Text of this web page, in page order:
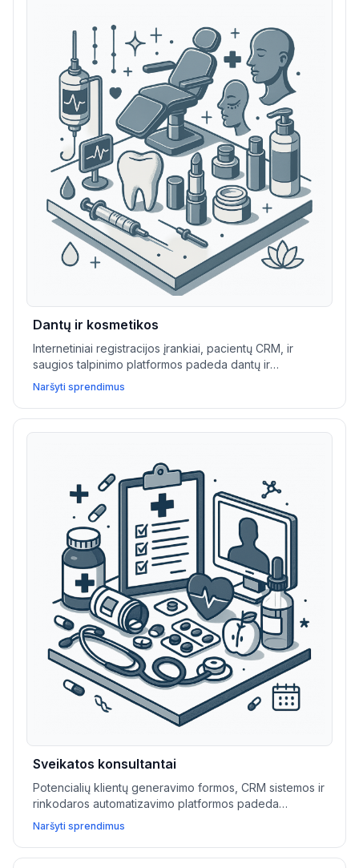
Dantų ir kosmetikos
Internetiniai registracijos įrankiai, pacientų CRM, ir
saugios talpinimo platformos padeda dantų ir
kosmetikos įstaigoms pritraukti naujus klientus, valdyti
atvejus ir supaprastinti mokėjimus.
Naršyti sprendimus
Sveikatos konsultantai
Potencialių klientų generavimo formos, CRM sistemos ir
rinkodaros automatizavimo platformos padeda
sveikatos konsultantams kurti klientų bazę, valdyti
santykius ir veiksmingai didinti paslaugų apimtį.
Naršyti sprendimus